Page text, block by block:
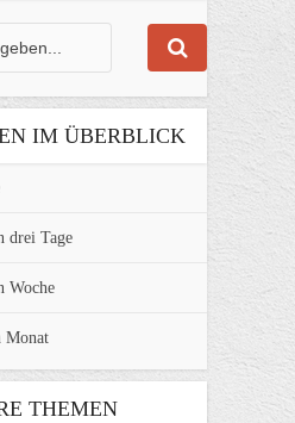
IM ÜBERBLICK
drei Tage
Woche
Monat
THEMEN